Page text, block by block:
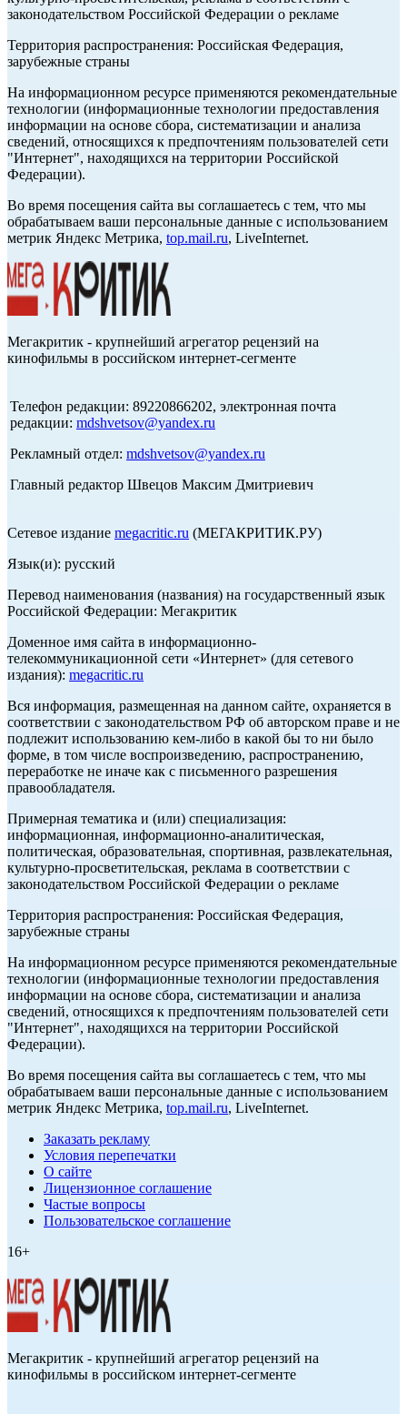
законодательством Российской Федерации о рекламе
Территория распространения: Российская Федерация,
зарубежные страны
На информационном ресурсе применяются рекомендательные
технологии (информационные технологии предоставления
информации на основе сбора, систематизации и анализа
сведений, относящихся к предпочтениям пользователей сети
"Интернет", находящихся на территории Российской
Федерации).
Во время посещения сайта вы соглашаетесь с тем, что мы
обрабатываем ваши персональные данные с использованием
метрик Яндекс Метрика, top.mail.ru, LiveInternet.
Мегакритик - крупнейший агрегатор рецензий на
кинофильмы в российском интернет-сегменте
Телефон редакции: 89220866202, электронная почта
редакции: mdshvetsov@yandex.ru
Рекламный отдел: mdshvetsov@yandex.ru
Главный редактор Швецов Максим Дмитриевич
Сетевое издание megacritic.ru (МЕГАКРИТИК.РУ)
Язык(и): русский
Перевод наименования (названия) на государственный язык
Российской Федерации: Мегакритик
Доменное имя сайта в информационно-
телекоммуникационной сети «Интернет» (для сетевого
издания): megacritic.ru
Вся информация, размещенная на данном сайте, охраняется в
соответствии с законодательством РФ об авторском праве и не
подлежит использованию кем-либо в какой бы то ни было
форме, в том числе воспроизведению, распространению,
переработке не иначе как с письменного разрешения
правообладателя.
Примерная тематика и (или) специализация:
информационная, информационно-аналитическая,
политическая, образовательная, спортивная, развлекательная,
культурно-просветительская, реклама в соответствии с
законодательством Российской Федерации о рекламе
Территория распространения: Российская Федерация,
зарубежные страны
На информационном ресурсе применяются рекомендательные
технологии (информационные технологии предоставления
информации на основе сбора, систематизации и анализа
сведений, относящихся к предпочтениям пользователей сети
"Интернет", находящихся на территории Российской
Федерации).
Во время посещения сайта вы соглашаетесь с тем, что мы
обрабатываем ваши персональные данные с использованием
метрик Яндекс Метрика, top.mail.ru, LiveInternet.
Заказать рекламу
Условия перепечатки
О сайте
Лицензионное соглашение
Частые вопросы
Пользовательское соглашение
16+
Мегакритик - крупнейший агрегатор рецензий на
кинофильмы в российском интернет-сегменте